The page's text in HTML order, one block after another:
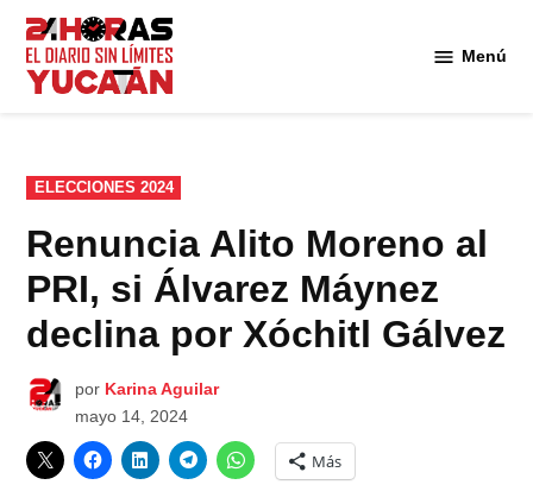
Saltar
contenido
Menú
PUBLICADO
EN
ELECCIONES 2024
Renuncia Alito Moreno al
PRI, si Álvarez Máynez
declina por Xóchitl Gálvez
por Karina Aguilar
mayo 14, 2024
Más